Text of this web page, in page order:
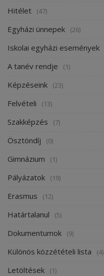
Hitélet (47)
Egyházi ünnepek (26)
Iskolai egyházi események
A tanév rendje (1)
Képzéseink (23)
Felvételi (13)
Szakképzés (7)
Ösztöndíj (0)
Gimnázium (1)
Pályázatok (19)
Erasmus (12)
Határtalanul (5)
Dokumentumok (9)
Különös közzétételi lista (4)
Letöltések (1)